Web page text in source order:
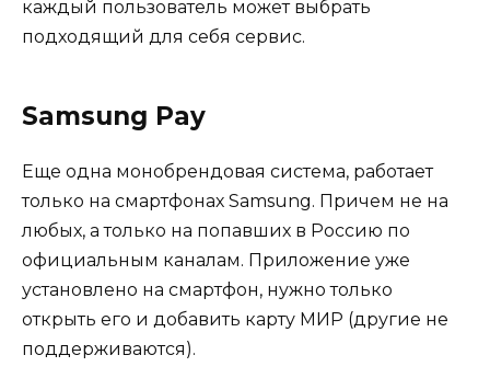
каждый пользователь может выбрать
подходящий для себя сервис.
Samsung Pay
Еще одна монобрендовая система, работает
только на смартфонах Samsung. Причем не на
любых, а только на попавших в Россию по
официальным каналам. Приложение уже
установлено на смартфон, нужно только
открыть его и добавить карту МИР (другие не
поддерживаются).